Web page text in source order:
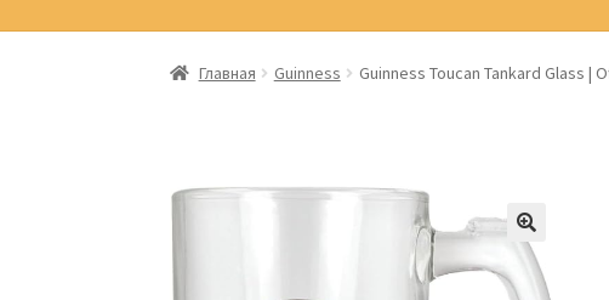
Главная Аккаунт Доставка Заказ Контакты
Главная Guinness Guinness Toucan Tankard Glass |